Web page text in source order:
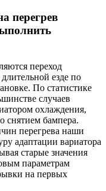
перегрев
переход
езде по
По статистике
случаев
охлаждения,
снятием бампера.
перегрева наши
адаптации вариатора
старые значения
параметрам
на первых